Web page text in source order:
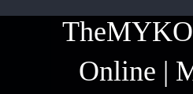
e
Online |